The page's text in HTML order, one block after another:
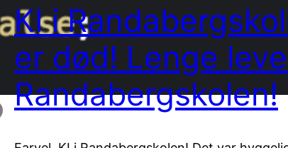
KI i
er død! Lenge
Randabergskolen!